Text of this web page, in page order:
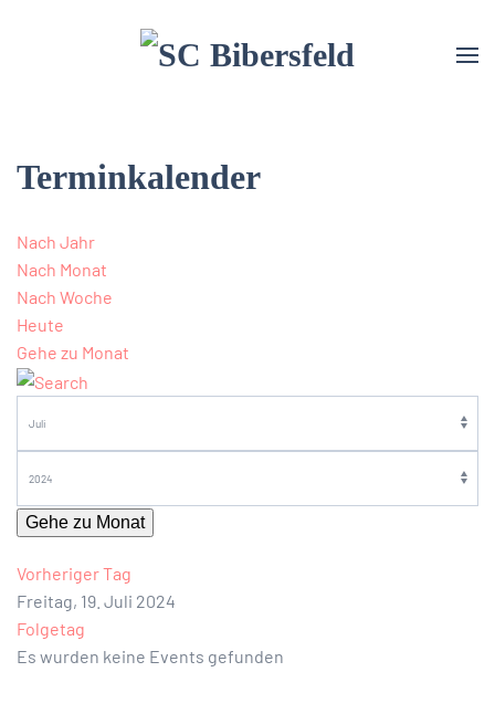
Terminkalender
Nach Jahr
Nach Monat
Nach Woche
Heute
Gehe zu Monat
Gehe zu Monat
Vorheriger Tag
Freitag, 19. Juli 2024
Folgetag
Es wurden keine Events gefunden